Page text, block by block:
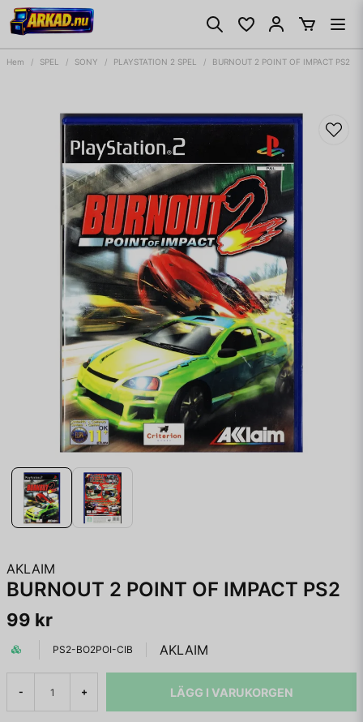
Hem SPEL SONY PLAYSTATION 2 SPEL BURNOUT 2 POINT OF IMPACT PS2
AKLAIM
BURNOUT 2 POINT OF IMPACT PS2
99 kr
PS2-BO2POI-CIB AKLAIM
- + LÄGG I VARUKORGEN